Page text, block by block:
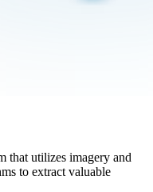
that utilizes imagery and
to extract valuable